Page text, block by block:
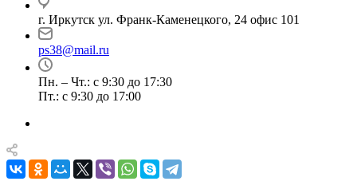
г. Иркутск ул. Франк-Каменецкого, 24 офис 101
ps38@mail.ru
Пн. – Чт.: с 9:30 до 17:30
Пт.: с 9:30 до 17:00